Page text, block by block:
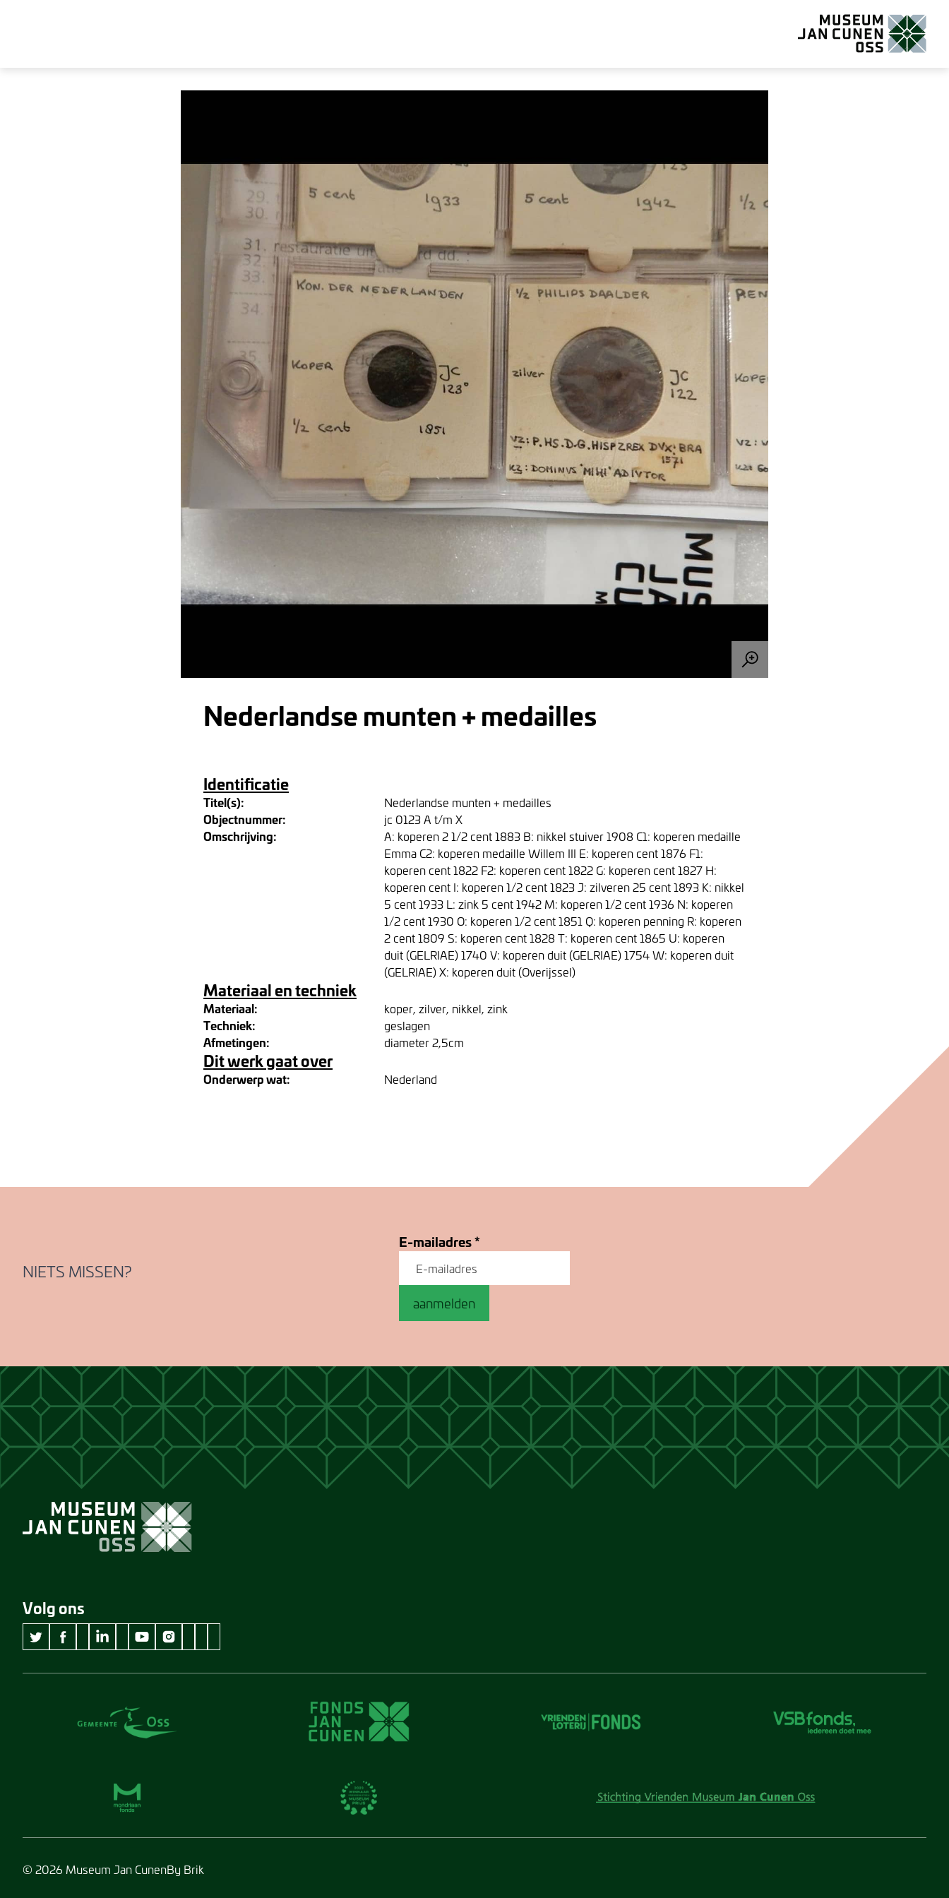
Nederlandse munten + medailles
Identificatie
Titel(s): Nederlandse munten + medailles
Objectnummer: jc 0123 A t/m X
Omschrijving:
A: koperen 2 1/2 cent 1883 B: nikkel stuiver 1908 C1: koperen medaille
Emma C2: koperen medaille Willem III E: koperen cent 1876 F1:
koperen cent 1822 F2: koperen cent 1822 G: koperen cent 1827 H:
koperen cent I: koperen 1/2 cent 1823 J: zilveren 25 cent 1893 K: nikkel
5 cent 1933 L: zink 5 cent 1942 M: koperen 1/2 cent 1936 N: koperen
1/2 cent 1930 O: koperen 1/2 cent 1851 Q: koperen penning R: koperen
2 cent 1809 S: koperen cent 1828 T: koperen cent 1865 U: koperen
duit (GELRIAE) 1740 V: koperen duit (GELRIAE) 1754 W: koperen duit
(GELRIAE) X: koperen duit (Overijssel)
Materiaal en techniek
Materiaal: koper, zilver, nikkel, zink
Techniek: geslagen
Afmetingen: diameter 2,5cm
Dit werk gaat over
Onderwerp wat: Nederland
NIETS MISSEN?
E-mailadres*
aanmelden
Volg ons
twitter Museum Jan Cunen
facebook Museum Jan Cunen
wikipedia Museum Jan Cunen
linkedin Museum Jan Cunen
googleplus Museum Jan Cunen
youtube Museum Jan Cunen
instagram Museum Jan Cunen
© 2026 Museum Jan CunenBy Brik